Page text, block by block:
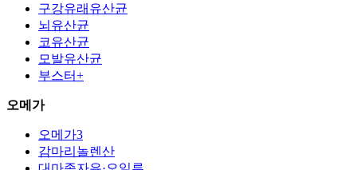
구강유래유산균
뇌유산균
코유산균
모발유산균
부스터+
오메가
오메가3
감마리놀렌산